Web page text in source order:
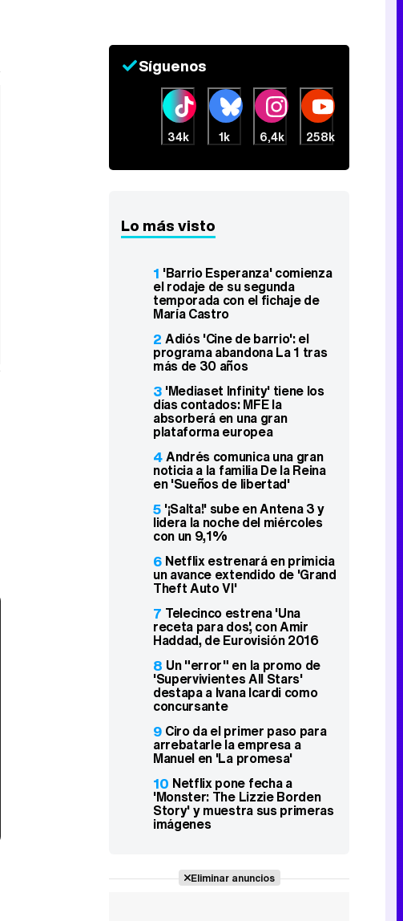
Síguenos
34k 1k 6,4k 258k
Lo más visto
1 'Barrio Esperanza' comienza
el rodaje de su segunda
temporada con el fichaje de
María Castro
2 Adiós 'Cine de barrio': el
programa abandona La 1 tras
más de 30 años
3 'Mediaset Infinity' tiene los
días contados: MFE la
absorberá en una gran
plataforma europea
4Andrés comunica una gran
noticia a la familia De la Reina
en 'Sueños de libertad'
5 '¡Salta!' sube en Antena 3 y
lidera la noche del miércoles
con un 9,1%
6 Netflix estrenará en primicia
un avance extendido de 'Grand
Theft Auto VI'
7 Telecinco estrena 'Una
receta para dos', con Amir
Haddad, de Eurovisión 2016
8 Un "error" en la promo de
'Supervivientes All Stars'
destapa a Ivana Icardi como
concursante
9 Ciro da el primer paso para
arrebatarle la empresa a
Manuel en 'La promesa'
10 Netflix pone fecha a
'Monster: The Lizzie Borden
Story' y muestra sus primeras
imágenes
Eliminar anuncios